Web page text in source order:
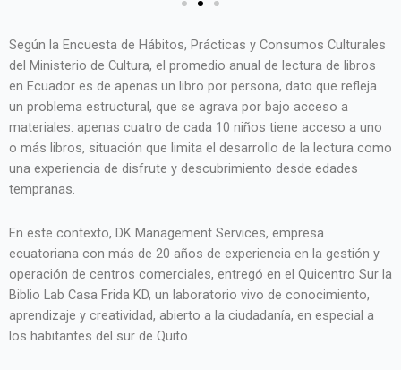
Según la Encuesta de Hábitos, Prácticas y Consumos Culturales
del Ministerio de Cultura, el promedio anual de lectura de libros
en Ecuador es de apenas un libro por persona, dato que refleja
un problema estructural, que se agrava por bajo acceso a
materiales: apenas cuatro de cada 10 niños tiene acceso a uno
o más libros, situación que limita el desarrollo de la lectura como
una experiencia de disfrute y descubrimiento desde edades
tempranas.
En este contexto, DK Management Services, empresa
ecuatoriana con más de 20 años de experiencia en la gestión y
operación de centros comerciales, entregó en el Quicentro Sur la
Biblio Lab Casa Frida KD, un laboratorio vivo de conocimiento,
aprendizaje y creatividad, abierto a la ciudadanía, en especial a
los habitantes del sur de Quito.